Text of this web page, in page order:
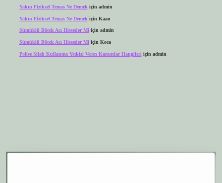
Yakın Fiziksel Temas Ne Demek için admin
Yakın Fiziksel Temas Ne Demek için Kaan
Sümüklü Böcek Acı Hisseder Miiçin admin
Sümüklü Böcek Acı Hisseder Mi için Koca
Polise Silah Kullanma Yetkisi Veren Kanunlar Hangileri için admin